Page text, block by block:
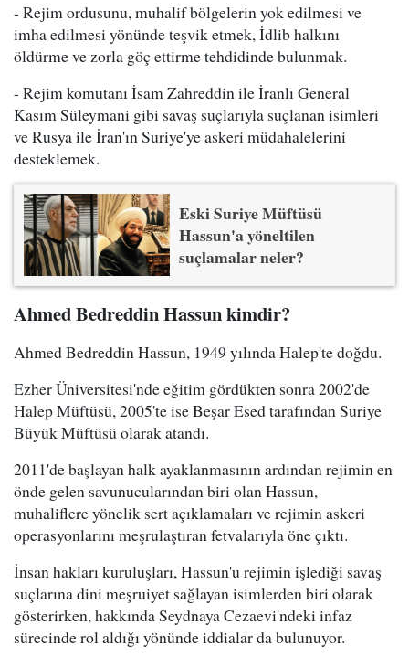
- Rejim ordusunu, muhalif bölgelerin yok edilmesi ve
imha edilmesi yönünde teşvik etmek, İdlib halkını
öldürme ve zorla göç ettirme tehdidinde bulunmak.
- Rejim komutanı İsam Zahreddin ile İranlı General
Kasım Süleymani gibi savaş suçlarıyla suçlanan isimleri
ve Rusya ile İran'ın Suriye'ye askeri müdahalelerini
desteklemek.
Eski Suriye Müftüsü
Hassun'a yöneltilen
suçlamalar neler?
Ahmed Bedreddin Hassun kimdir?
Ahmed Bedreddin Hassun, 1949 yılında Halep'te doğdu.
Ezher Üniversitesi'nde eğitim gördükten sonra 2002'de
Halep Müftüsü, 2005'te ise Beşar Esed tarafından Suriye
Büyük Müftüsü olarak atandı.
2011'de başlayan halk ayaklanmasının ardından rejimin en
önde gelen savunucularından biri olan Hassun,
muhaliflere yönelik sert açıklamaları ve rejimin askeri
operasyonlarını meşrulaştıran fetvalarıyla öne çıktı.
İnsan hakları kuruluşları, Hassun'u rejimin işlediği savaş
suçlarına dini meşruiyet sağlayan isimlerden biri olarak
gösterirken, hakkında Seydnaya Cezaevi'ndeki infaz
sürecinde rol aldığı yönünde iddialar da bulunuyor.